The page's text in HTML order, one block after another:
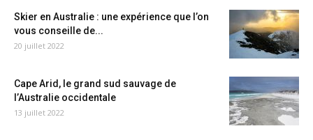
Skier en Australie : une expérience que l’on
vous conseille de...
20 juillet 2022
Cape Arid, le grand sud sauvage de
l’Australie occidentale
13 juillet 2022